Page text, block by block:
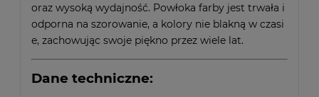
oraz wysoką wydajność. Powłoka farby jest trwała i
odporna na szorowanie, a kolory nie blakną w czasi
e, zachowując swoje piękno przez wiele lat.
Dane techniczne: